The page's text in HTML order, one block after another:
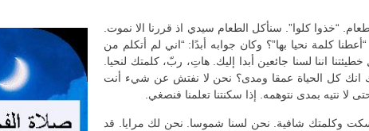
“خذوا كلوا”. سنأكل الطعام سيدي اذ قررنا الا نموت.
كلمة نحيا بها”؟ وكان جوابه أبدًا: “اني لم أتكلم من
به أنا أتكلم به كما قاله لي الآب” (يوحنا ١٢: ٤٩ و٥٠). لعل خطيئتنا اننا لسنا جائعين أبدا إليك. هاتِ، ربّ، كلمتك لنحيا.
ذلك انك كل الحياة عمقا ومدى؟ نحن لا نفتش عن شيء أنت
نتيه بمدى نتوهمه. إذا سكنتنا تعلمنا فنصغي.
وكلمتك شافية. نحن لسنا شموسا. نحن لك مرايا. قد